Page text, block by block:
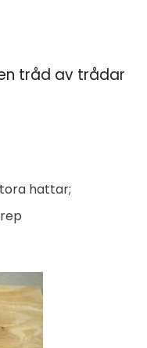
tråd av trådar
hattar;